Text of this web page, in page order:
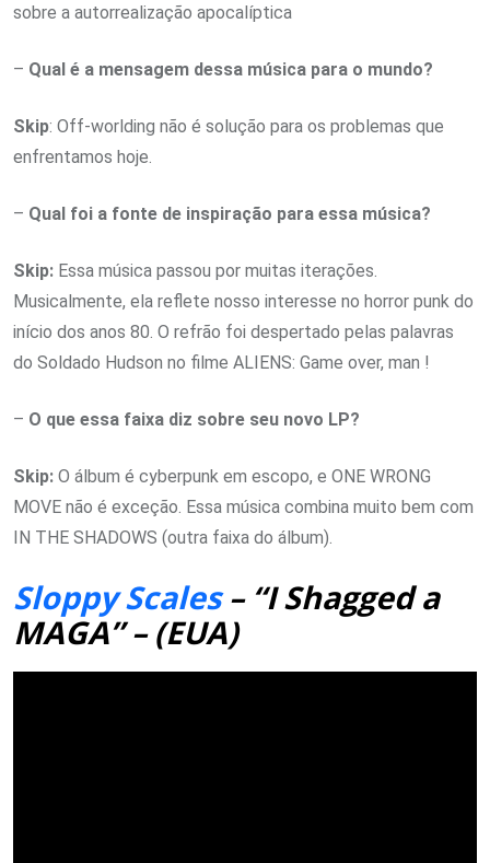
sobre a autorrealização apocalíptica
– Qual é a mensagem dessa música para o mundo?
Skip: Off-worlding não é solução para os problemas que
enfrentamos hoje.
– Qual foi a fonte de inspiração para essa música?
Skip: Essa música passou por muitas iterações.
Musicalmente, ela reflete nosso interesse no horror punk do
início dos anos 80. O refrão foi despertado pelas palavras
do Soldado Hudson no filme ALIENS: Game over, man !
– O que essa faixa diz sobre seu novo LP?
Skip: O álbum é cyberpunk em escopo, e ONE WRONG
MOVE não é exceção. Essa música combina muito bem com
IN THE SHADOWS (outra faixa do álbum).
Sloppy Scales– “I Shagged a
MAGA” – (EUA)